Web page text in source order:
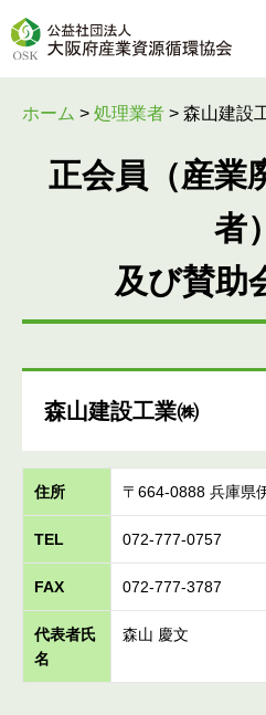
ホーム > 処理業者 > 森山建設
正会員（産業
者）
及び賛助
森山建設工業㈱
住所 〒664-0888 兵庫県
TEL 072-777-0757
FAX 072-777-3787
代表者氏
名
森山 慶文